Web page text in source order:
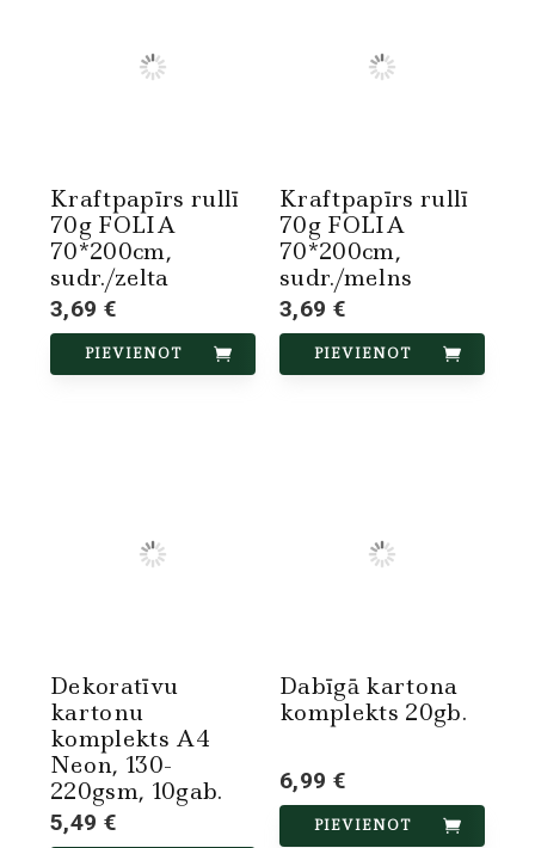
Kraftpapīrs rullī
70g FOLIA
70*200cm,
sudr./zelta
3,69 €
PIEVIENOT
Kraftpapīrs rullī
70g FOLIA
70*200cm,
sudr./melns
3,69 €
PIEVIENOT
Dekoratīvu
kartonu
komplekts A4
Neon, 130-
220gsm, 10gab.
5,49 €
Dabīgā kartona
komplekts 20gb.
6,99 €
PIEVIENOT